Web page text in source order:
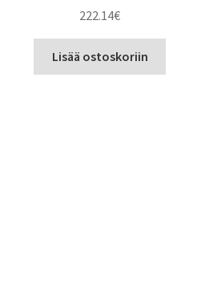
222.14€
Lisää ostoskoriin